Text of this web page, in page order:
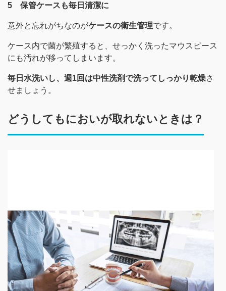
5 保管ケースも毎日清潔に
意外と忘れがちなのがケースの衛生管理です。
ケース内で菌が繁殖すると、せっかく洗ったマウスピース
にも汚れが移ってしまいます。
毎日水洗いし、週1回は中性洗剤で洗ってしっかり乾燥さ
せましょう。
どうしてもにおいが取れないときは？